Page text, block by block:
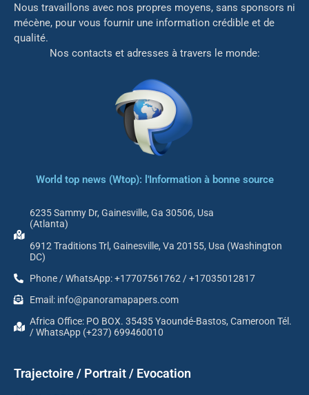
Nous travaillons avec nos propres moyens, sans sponsors ni
mécène, pour vous fournir une information crédible et de
qualité.
Nos contacts et adresses à travers le monde:
World top news (Wtop): l'Information à bonne source
6235 Sammy Dr, Gainesville, Ga 30506, Usa
(Atlanta)
6912 Traditions Trl, Gainesville, Va 20155, Usa (Washington
DC)
Phone / WhatsApp: +17707561762 / +17035012817
Email: info@panoramapapers.com
Africa Office: PO BOX. 35435 Yaoundé-Bastos, Cameroon Tél.
/ WhatsApp (+237) 699460010
Trajectoire / Portrait / Evocation